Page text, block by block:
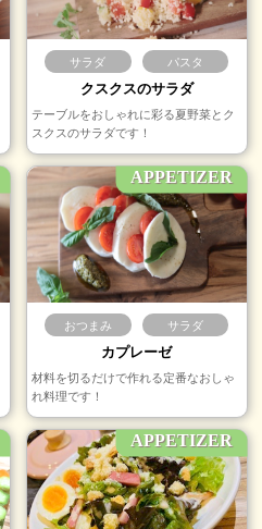
サラダ パスタ
クスクスのサラダ
テーブルをおしゃれに彩る夏野菜とク
スクスのサラダです！
APPETIZER
おつまみ サラダ
カプレーゼ
材料を切るだけで作れる定番なおしゃ
れ料理です！
APPETIZER